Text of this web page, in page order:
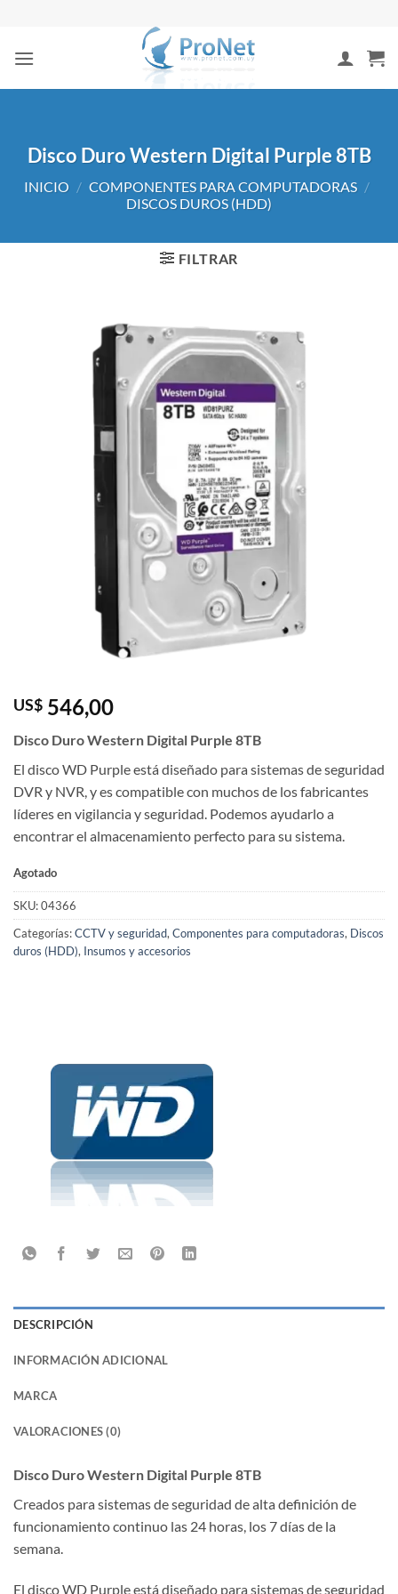
contenido
Disco Duro Western Digital Purple 8TB
INICIO / COMPONENTES PARA COMPUTADORAS /
DISCOS DUROS (HDD)
FILTRAR
US$ 546,00
Disco Duro Western Digital Purple 8TB
El disco WD Purple está diseñado para sistemas de seguridad
DVR y NVR, y es compatible con muchos de los fabricantes
líderes en vigilancia y seguridad. Podemos ayudarlo a
encontrar el almacenamiento perfecto para su sistema.
Agotado
SKU:04366
Categorías:CCTV y seguridad, Componentes para computadoras, Discos
duros (HDD), Insumos y accesorios
DESCRIPCIÓN
INFORMACIÓN ADICIONAL
MARCA
VALORACIONES (0)
Disco Duro Western Digital Purple 8TB
Creados para sistemas de seguridad de alta definición de
funcionamiento continuo las 24 horas, los 7 días de la
semana.
El disco WD Purple está diseñado para sistemas de seguridad